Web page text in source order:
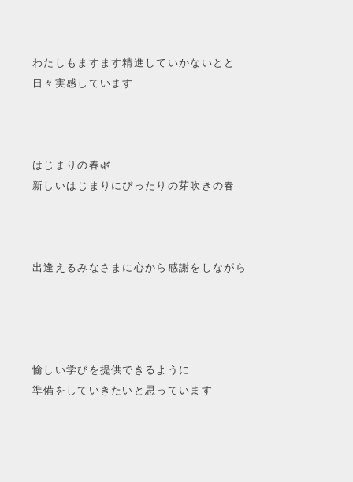
わたしもますます精進していかないとと
日々実感しています
はじまりの春🌿
新しいはじまりにぴったりの芽吹きの春
出逢えるみなさまに心から感謝をしながら
愉しい学びを提供できるように
準備をしていきたいと思っています